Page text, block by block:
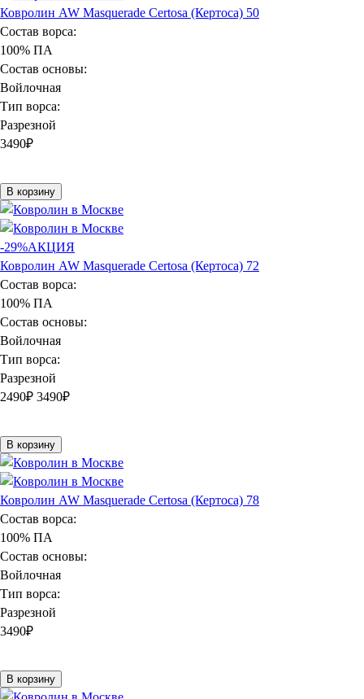
Ковролин AW Masquerade Certosa (Кертоса) 50
Состав ворса:
100% ПА
Состав основы:
Войлочная
Тип ворса:
Разрезной
3490₽
В корзину
-29%АКЦИЯ
Ковролин AW Masquerade Certosa (Кертоса) 72
Состав ворса:
100% ПА
Состав основы:
Войлочная
Тип ворса:
Разрезной
2490₽ 3490₽
В корзину
Ковролин AW Masquerade Certosa (Кертоса) 78
Состав ворса:
100% ПА
Состав основы:
Войлочная
Тип ворса:
Разрезной
3490₽
В корзину